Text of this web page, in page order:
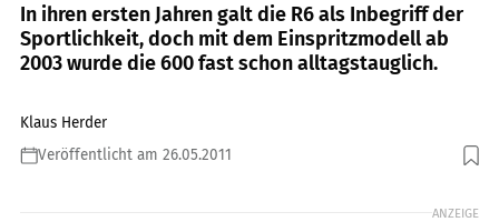
In ihren ersten Jahren galt die R6 als Inbegriff der
Sportlichkeit, doch mit dem Einspritzmodell ab
2003 wurde die 600 fast schon alltagstauglich.
Klaus Herder
Veröffentlicht am 26.05.2011
Foto: Foto: Hersteller
ANZEIGE